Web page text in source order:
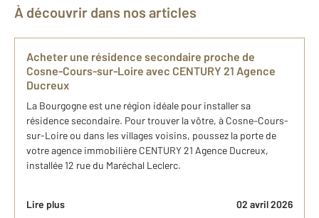
À découvrir dans nos articles
Acheter une résidence secondaire proche de
Cosne-Cours-sur-Loire avec CENTURY 21 Agence
Ducreux
La Bourgogne est une région idéale pour installer sa
résidence secondaire. Pour trouver la vôtre, à Cosne–Cours-
sur-Loire ou dans les villages voisins, poussez la porte de
votre agence immobilière CENTURY 21 Agence Ducreux,
installée 12 rue du Maréchal Leclerc.
Lire plus 02 avril 2026